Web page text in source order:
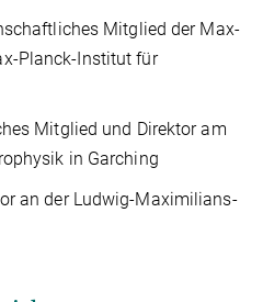
Mitglied der Max-
Planck-Institut für
Mitglied und Direktor am
in Garching
an der Ludwig-Maximilians-